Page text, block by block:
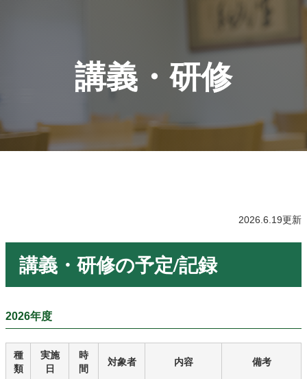
講義・研修
2026.6.19更新
講義・研修の予定/記録
2026年度
種
類
実施
日
時
間
対象者 内容 備考